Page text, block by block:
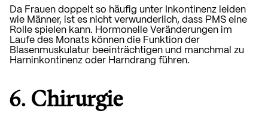
Da Frauen doppelt so häufig unter Inkontinenz leiden
wie Männer, ist es nicht verwunderlich, dass PMS eine
Rolle spielen kann. Hormonelle Veränderungen im
Laufe des Monats können die Funktion der
Blasenmuskulatur beeinträchtigen und manchmal zu
Harninkontinenz oder Harndrang führen.
6. Chirurgie